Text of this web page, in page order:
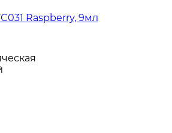
Raspberry, 9мл